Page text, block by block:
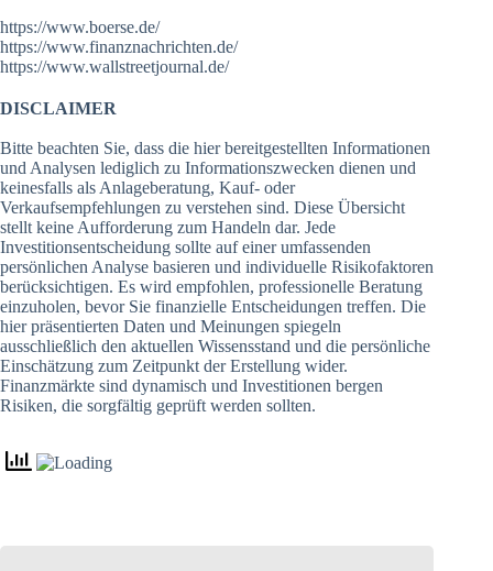
https://www.boerse.de/
https://www.finanznachrichten.de/
https://www.wallstreetjournal.de/
DISCLAIMER
Bitte beachten Sie, dass die hier bereitgestellten Informationen
und Analysen lediglich zu Informationszwecken dienen und
keinesfalls als Anlageberatung, Kauf- oder
Verkaufsempfehlungen zu verstehen sind. Diese Übersicht
stellt keine Aufforderung zum Handeln dar. Jede
Investitionsentscheidung sollte auf einer umfassenden
persönlichen Analyse basieren und individuelle Risikofaktoren
berücksichtigen. Es wird empfohlen, professionelle Beratung
einzuholen, bevor Sie finanzielle Entscheidungen treffen. Die
hier präsentierten Daten und Meinungen spiegeln
ausschließlich den aktuellen Wissensstand und die persönliche
Einschätzung zum Zeitpunkt der Erstellung wider.
Finanzmärkte sind dynamisch und Investitionen bergen
Risiken, die sorgfältig geprüft werden sollten.